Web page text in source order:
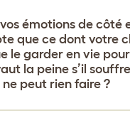
émotions de côté
que ce dont votre
le garder en vie
la peine s’il souffre
peut rien faire ?